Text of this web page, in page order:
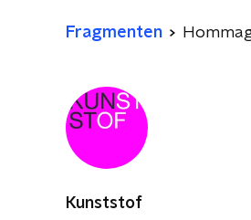
Fragmenten
Kunststof